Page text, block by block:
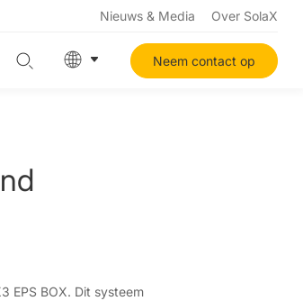
Nieuws & Media Over SolaX
Neem contact op
EPS BOX. Dit systeem